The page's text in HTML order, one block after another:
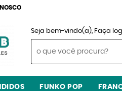
Seja bem-vindo(a), Faça
FUNKO POP